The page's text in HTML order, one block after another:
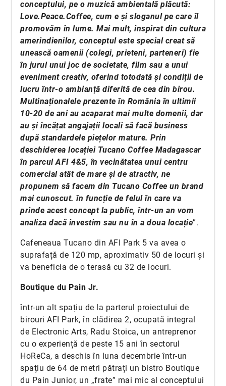
conceptului, pe o muzică ambientală plăcută:
Love.Peace.Coffee, cum e și sloganul pe care îl
promovăm în lume. Mai mult, inspirat din cultura
amerindienilor, conceptul este special creat să
unească oamenii (colegi, prieteni, parteneri) fie
în jurul unui joc de societate, film sau a unui
eveniment creativ, oferind totodată și condiții de
lucru într-o ambianță diferită de cea din birou.
Multinaționalele prezente în România în ultimii
10-20 de ani au acaparat mai multe domenii, dar
au și încățat angajații locali să facă business
după standardele piețelor mature. Prin
deschiderea locației Tucano Coffee Madagascar
în parcul AFI 4&5, în vecinătatea unui centru
comercial atât de mare și de atractiv, ne
propunem să facem din Tucano Coffee un brand
mai cunoscut. în funcție de felul în care va
prinde acest concept la public, într-un an vom
analiza dacă investim sau nu în a doua locație”.
Cafeneaua Tucano din AFI Park 5 va avea o
suprafață de 120 mp, aproximativ 50 de locuri și
va beneficia de o terasă cu 32 de locuri.
Boutique du Pain Jr.
într-un alt spațiu de la parterul proiectului de
birouri AFI Park, în clădirea 2, ocupată integral
de Electronic Arts, Radu Stoica, un antreprenor
cu o experiență de peste 15 ani în sectorul
HoReCa, a deschis în luna decembrie într-un
spațiu de 64 de metri pătrați un bistro Boutique
du Pain Junior, un „frate” mai mic al conceptului